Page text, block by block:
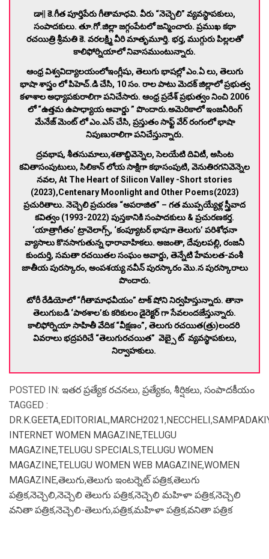
డా|| కె.గీత పూర్తిపేరు గీతామాధవి. వీరు “నెచ్చెలి” వ్యవస్థాపకులు,
సంపాదకులు. తూ.గో.జిల్లా జగ్గంపేటలో జన్మించారు. ప్రముఖ కథా
రచయిత్రి శ్రీమతి కె. వరలక్ష్మి వీరి మాతృమూర్తి. భర్త, ముగ్గురు పిల్లలతో
కాలిఫోర్నియాలో నివాసముంటున్నారు.
ఆంధ్ర విశ్వవిద్యాలయంలోఇంగ్లీషు, తెలుగు భాషల్లో ఎం.ఏ లు, తెలుగు
భాషా శాస్త్రం లో పిహెచ్.డి చేసి, 10 సం. రాల పాటు మెదక్ జిల్లాలో ప్రభుత్వ
కళాశాల అధ్యాపకురాలిగా పనిచేసారు. ఆంధ్ర ప్రదేశ్ ప్రభుత్వం నించి 2006
లో “ఉత్తమ ఉపాధ్యాయ అవార్డు ” పొందారు.అమెరికాలో ఇంజనీరింగ్
మేనేజ్ మెంట్ లో ఎం.ఎస్ చేసి, ప్రస్తుతం సాఫ్ట్ వేర్ రంగంలో భాషా
నిపుణురాలిగా పనిచేస్తున్నారు.
ద్రవభాష, శీతసుమాలు,శతాబ్దివెన్నెల, సెలయేటి దివిటీ, అసింట
కవితాసంపుటులు, సిలికాన్ లోయ సాక్షిగా కథాసంపుటి, వెనుతిరగనివెన్నెల
నవల, At The Heart of Silicon Valley -Short stories
(2023),Centenary Moonlight and Other Poems(2023)
ప్రచురితాలు. నెచ్చెలి ప్రచురణ “అపరాజిత” – గత ముప్పయ్యేళ్ల స్త్రీవాద
కవిత్వం (1993-2022) పుస్తకానికి సంపాదకులు & ప్రచురణకర్త.
‘యాత్రాగీతం’ ట్రావెలాగ్స్, ‘కంప్యూటర్ భాషగా తెలుగు’ పరిశోధనా
వ్యాసాలు కొనసాగుతున్న ధారావాహికలు. అజంతా, దేవులపల్లి, రంజనీ
కుందుర్తి, సమతా రచయితల సంఘం అవార్డు, తెన్నేటి హేమలత-వంశీ
జాతీయ పురస్కారం, అంపశయ్య నవీన్ పురస్కారం మొ.న పురస్కారాలు
పొందారు.
టోరీ రేడియోలో “గీతామాధవీయం” టాక్ షోని నిర్వహిస్తున్నారు. తానా
తెలుగుబడి ‘పాఠశాల’కు కరికులం డైరెక్టర్ గా సేవలందజేస్తున్నారు.
కాలిఫోర్నియా సాహితీ వేదిక “వీక్షణం”, తెలుగు రచయిత(త్రు)లందరి
వివరాలు భద్రపరిచే “తెలుగురచయిత” వెబ్సై ట్ వ్యవస్థాపకులు,
నిర్వాహకులు.
POSTED IN: ఇతర ప్రత్యేక రచనలు, ప్రత్యేకం, శీర్షికలు, సంపాదకీయం
TAGGED :
DR.K.GEETA,EDITORIAL,MARCH2021,NECCHELI,
INTERNET WOMEN MAGAZINE,TELUGU
MAGAZINE,TELUGU SPECIALS,TELUGU WOMEN
MAGAZINE,TELUGU WOMEN WEB MAGAZINE,WOMEN
MAGAZINE,తెలుగు,తెలుగు ఇంటర్నెట్ పత్రిక,తెలుగు
పత్రిక,నెచ్చెలి,నెచ్చెలి తెలుగు పత్రిక,నెచ్చెలి మహిళా పత్రిక,నెచ్చెలి
వనితా పత్రిక,నెచ్చెలి-తెలుగు,పత్రిక,మహిళా పత్రిక,వనితా పత్రిక